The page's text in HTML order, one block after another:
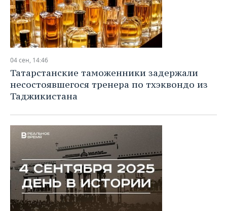
04 сен, 14:46
Татарстанские таможенники задержали
несостоявшегося тренера по тхэквондо из
Таджикистана